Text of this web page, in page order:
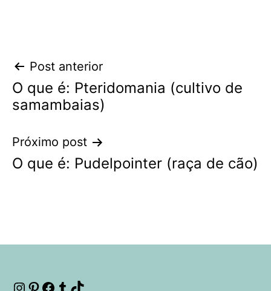
Navegação
de
Post anterior
O que é: Pteridomania (cultivo de
samambaias)
Próximo post
O que é: Pudelpointer (raça de cão)